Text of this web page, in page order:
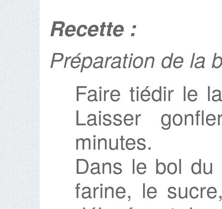
Recette :
Préparation de la
Faire tiédir le
Laisser
minutes.
Dans le bol
farine, le